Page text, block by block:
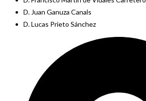
D. Juan Ganuza Canals
D. Lucas Prieto Sánchez